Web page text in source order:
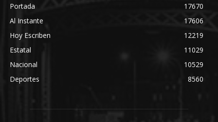
Portada
17670
Al Instante
17606
Hoy Escriben
12219
Estatal
11029
Nacional
10529
Deportes
8560